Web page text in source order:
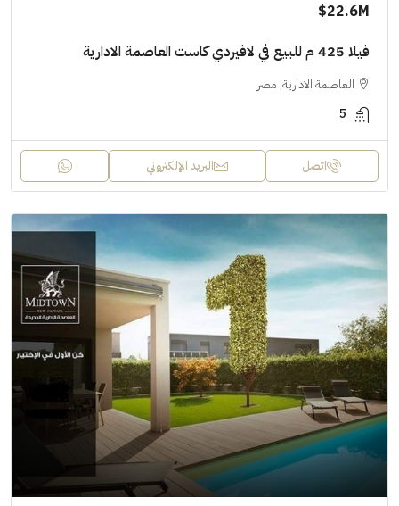
22.6M$
فيلا 425 م للبيع في لافيردي كاست العاصمة الادارية
العاصمة الادارية, مصر
5
اتصل البريد الإلكتروني